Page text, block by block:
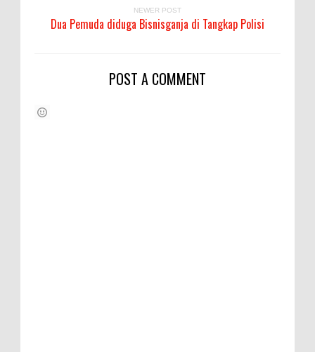
NEWER POST
Dua Pemuda diduga Bisnisganja di Tangkap Polisi
POST A COMMENT